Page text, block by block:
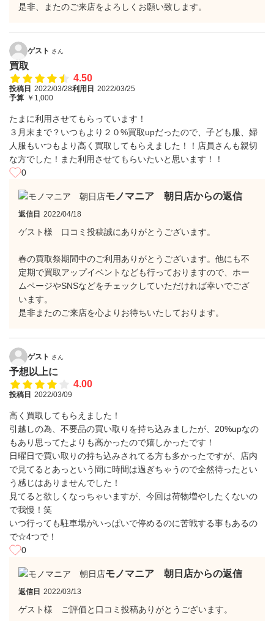
是非、またのご来店をよろしくお願い致します。
ゲスト さん
買取
4.50
投稿日 2022/03/28利用日 2022/03/25
予算 ￥1,000
たまに利用させてもらっています！
３月末まで？いつもより２０%買取upだったので、子ども服、婦
人服もいつもより高く買取してもらえました！！店員さんも親切
な方でした！また利用させてもらいたいと思います！！
0
モノマニア 朝日店からの返信
返信日 2022/04/18
ゲスト様 口コミ投稿誠にありがとうございます。
春の買取祭期間中のご利用ありがとうございます。他にも不
定期で買取アップイベントなども行っておりますので、ホー
ムページやSNSなどをチェックしていただければ幸いでござ
います。
是非またのご来店を心よりお待ちいたしております。
ゲスト さん
予想以上に
4.00
投稿日 2022/03/09
高く買取してもらえました！
引越しの為、不要品の買い取りを持ち込みましたが、20%upなの
もあり思ってたよりも高かったので嬉しかったです！
日曜日で買い取りの持ち込みされてる方も多かったですが、店内
で見てるとあっという間に時間は過ぎちゃうので全然待ったとい
う感じはありませんでした！
見てると欲しくなっちゃいますが、今回は荷物増やしたくないの
で我慢！笑
いつ行っても駐車場がいっぱいで停めるのに苦戦する事もあるの
で☆4つで！
0
モノマニア 朝日店からの返信
返信日 2022/03/13
ゲスト様 ご評価と口コミ投稿ありがとうございます。